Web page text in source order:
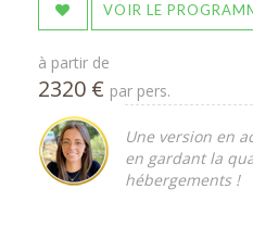
VOIR LE
à partir de
2320 € par pers.
Une version en
en gardant la
hébergements !